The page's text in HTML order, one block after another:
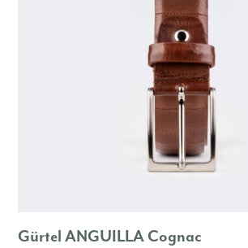
Gürtel ANGUILLA Cognac